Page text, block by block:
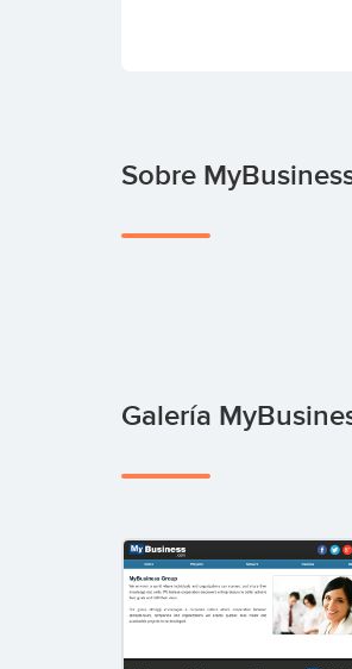
Sobre
Galería